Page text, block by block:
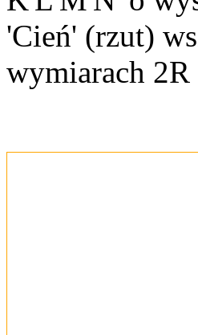
'Cień' (rzut)
wymiarach